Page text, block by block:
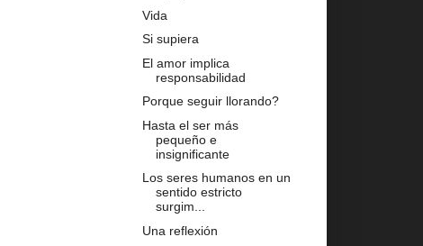
Vida
Si supiera
El amor implica
responsabilidad
Porque seguir llorando?
Hasta el ser más
pequeño e
insignificante
Los seres humanos en un
sentido estricto
surgim...
Una reflexión